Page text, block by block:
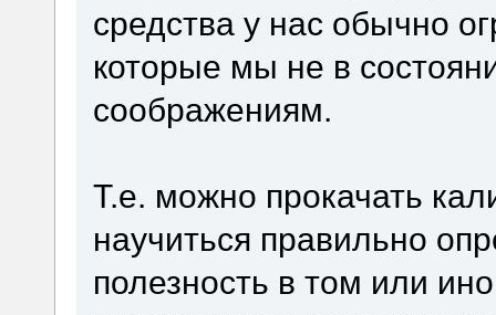
средства у нас обычно
которые мы не в
соображениям.
Т.е. можно прокачать
научиться правильно
полезность в том или